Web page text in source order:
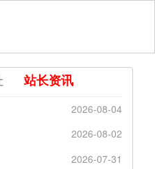
站长资讯
2026-08-04
2026-08-02
2026-07-31